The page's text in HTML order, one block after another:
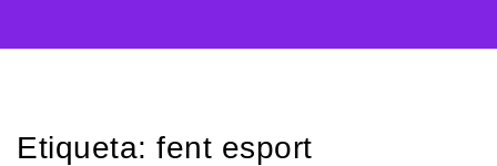
Etiqueta: fent esport